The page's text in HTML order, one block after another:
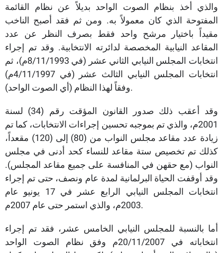
والذي أخذ بنظام الصوت الواحد بديلاً عن نظام القائمة
المفتوحة الذي كان معمولاً به. ومن ثم فقد أصبح الناخب
مقيداً باختيار مرشح واحد فقط بصرف النظر عن عدد
المقاعد النيابية المخصصة لدائرته الانتخابية. وقد تم إجراء
انتخابات المجلس النيابي الثاني عشر (في 8/11/1993م)، ثم
انتخابات المجلس النيابي الثالث عشر (في 4/11/1997م)
وفقاً لهذا النظام (أي الصوت الواحد).
وقد أعقب ذلك صدور القانون المؤقت رقم (34) لسنة
2001م، والذي تم بموجبه تحسين إجراءات الانتخابات، كما تم
زيادة عدد مقاعد مجلس النواب من (80) إلى (120) مقعداً،
كذلك تم تخصيص ستة مقاعد للنساء كحد أدنى في مجلس
النواب (مع حقهن في المنافسة على جميع مقاعد المجلس).
وقد أوقفت الحياة البرلمانية لمدة عام ونصف، حتى تم إجراء
انتخابات المجلس النيابي الرابع عشر في 17 يونيو عام
2003م، والذي استمر حتى عام 2007م.
أما بالنسبة للمجلس النيابي الخامس عشر، فقد تم إجراء
انتخاباته في 20/11/2007م وفق نظام الصوت الواحد